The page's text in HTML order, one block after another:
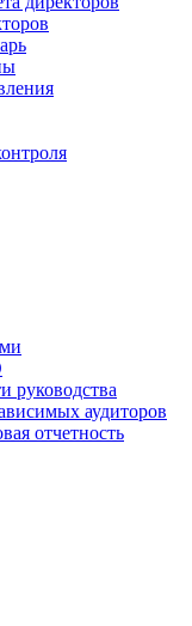
руководства
аудиторов
отчетность